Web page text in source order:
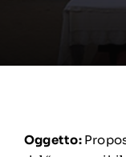
Oggetto: